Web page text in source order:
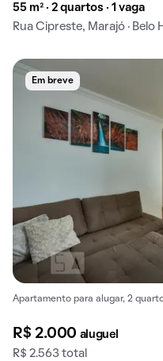
55 m² · 2 quartos · 1 vaga
Rua Cipreste, Marajó · Belo
Em breve
Apartamento para alugar, 2
R$ 2.000 aluguel
R$ 2.563 total